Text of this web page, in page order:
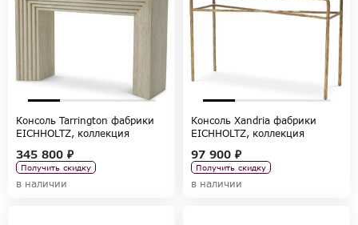
Консоль Tarrington фабрики
EICHHOLTZ, коллекция
345 800 ₽
Получить скидку
в наличии
Консоль Xandria фабрики
EICHHOLTZ, коллекция
97 900 ₽
Получить скидку
в наличии